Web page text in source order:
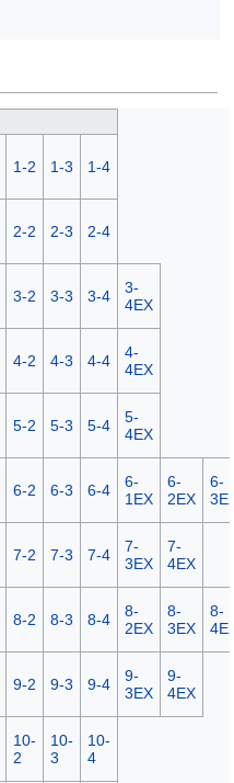
1-2 1-3 1-4
2-2 2-3 2-4
3-2 3-3 3-4
3-
4EX
4-2 4-3 4-4
4-
4EX
5-2 5-3 5-4
5-
4EX
6-2 6-3 6-4
6-
1EX
6-
2EX
6-
7-2 7-3 7-4
7-
3EX
7-
4EX
8-2 8-3 8-4
8-
2EX
8-
3EX
8-
9-2 9-3 9-4
9-
3EX
9-
4EX
10-
2
10-
3
10-
4